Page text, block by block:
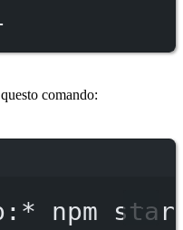
comando:
* npm